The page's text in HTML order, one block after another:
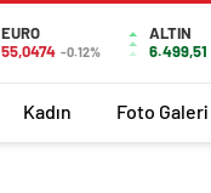
EURO
55,0474 -0.12%
ALTIN
6.499,51
Kadın Foto Galeri